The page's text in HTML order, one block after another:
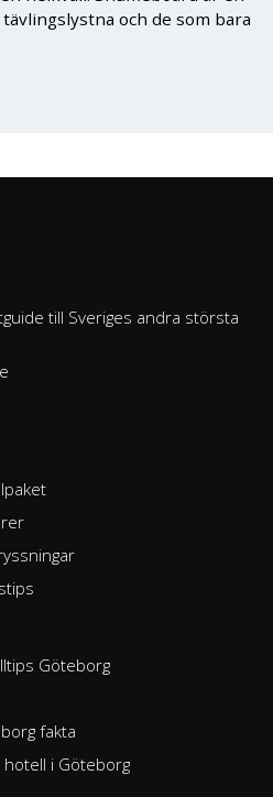
och de som bara
till Sveriges andra största
Göteborg
fakta
hotell i Göteborg